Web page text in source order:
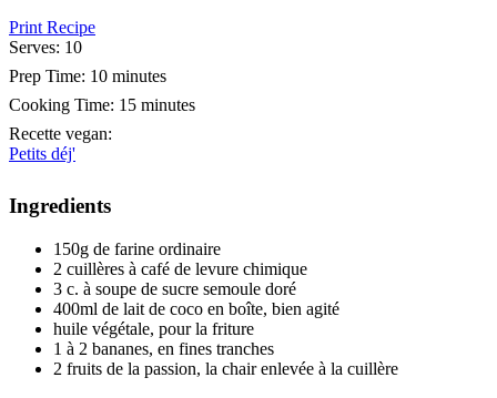
Print Recipe
Serves: 10
Prep Time: 10 minutes
Cooking Time: 15 minutes
Recette vegan:
Petits déj'
Ingredients
150g de farine ordinaire
2 cuillères à café de levure chimique
3 c. à soupe de sucre semoule doré
400ml de lait de coco en boîte, bien agité
huile végétale, pour la friture
1 à 2 bananes, en fines tranches
2 fruits de la passion, la chair enlevée à la cuillère